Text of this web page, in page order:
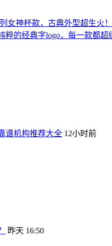
女神杯款，古典外型超生火！
的经典字logo，每一款都
谱机构推荐大全 12小时前
昨天 16:50